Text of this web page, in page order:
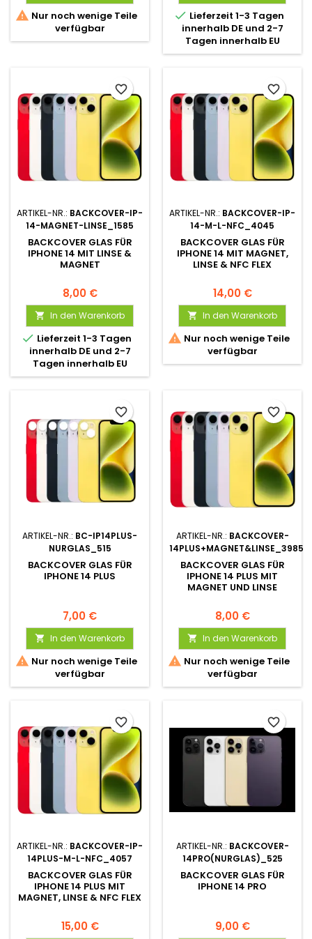
 Nur noch wenige Teile
verfügbar
 Lieferzeit 1-3 Tagen
innerhalb DE und 2-7
Tagen innerhalb EU
ARTIKEL-NR.: BACKCOVER-IP-
14-MAGNET-LINSE_1585
BACKCOVER GLAS FÜR
IPHONE 14 MIT LINSE &
MAGNET
8,00 €
 In den Warenkorb
 Lieferzeit 1-3 Tagen
innerhalb DE und 2-7
Tagen innerhalb EU
favorite_border
ARTIKEL-NR.: BACKCOVER-IP-
14-M-L-NFC_4045
BACKCOVER GLAS FÜR
IPHONE 14 MIT MAGNET,
LINSE & NFC FLEX
14,00 €
 In den Warenkorb
 Nur noch wenige Teile
verfügbar
favorite_border
ARTIKEL-NR.: BC-IP14PLUS-
NURGLAS_515
BACKCOVER GLAS FÜR
IPHONE 14 PLUS
7,00 €
 In den Warenkorb
 Nur noch wenige Teile
verfügbar
favorite_border
ARTIKEL-NR.: BACKCOVER-
14PLUS+MAGNET&LINSE_3985
BACKCOVER GLAS FÜR
IPHONE 14 PLUS MIT
MAGNET UND LINSE
8,00 €
 In den Warenkorb
 Nur noch wenige Teile
verfügbar
favorite_border
ARTIKEL-NR.: BACKCOVER-IP-
14PLUS-M-L-NFC_4057
BACKCOVER GLAS FÜR
IPHONE 14 PLUS MIT
MAGNET, LINSE & NFC FLEX
15,00 €
favorite_border
ARTIKEL-NR.: BACKCOVER-
14PRO(NURGLAS)_525
BACKCOVER GLAS FÜR
IPHONE 14 PRO
9,00 €
favorite_border